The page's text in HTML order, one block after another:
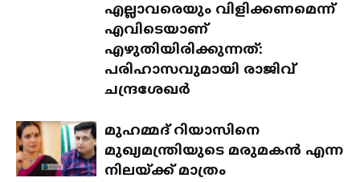
എല്ലാവരെയും വിളിക്കണമെന്ന്
എവിടെയാണ്
എഴുതിയിരിക്കുന്നത്:
പരിഹാസവുമായി രാജിവ്
ചന്ദ്രശേഖർ
മുഹമ്മദ് റിയാസിനെ
മുഖ്യമന്ത്രിയുടെ മരുമകൻ എന്ന
നിലയ്ക്ക് മാത്രം